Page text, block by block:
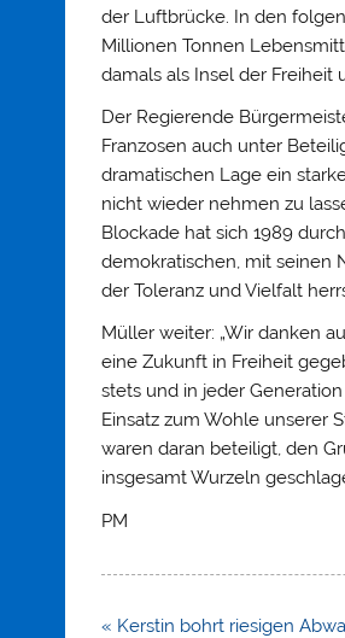
der Luftbrücke. In den
Millionen Tonnen
damals als Insel der Freiheit
Der Regierende
Franzosen auch unter
dramatischen Lage ein
nicht wieder nehmen zu
Blockade hat sich 1989
demokratischen, mit seinen
der Toleranz und Vielfalt
Müller weiter: „Wir danken
eine Zukunft in Freiheit
stets und in jeder
Einsatz zum Wohle unserer
waren daran beteiligt, den
insgesamt Wurzeln
PM
Beitragsnavigation
« Kerstin bohrt riesigen